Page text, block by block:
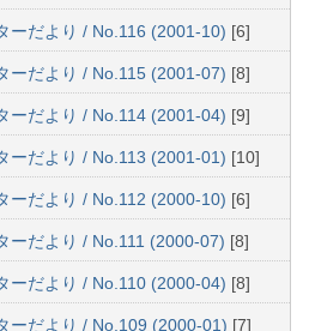
ーだより / No.116 (2001-10) [6]
ーだより / No.115 (2001-07) [8]
ーだより / No.114 (2001-04) [9]
ーだより / No.113 (2001-01) [10]
ーだより / No.112 (2000-10) [6]
ーだより / No.111 (2000-07) [8]
ーだより / No.110 (2000-04) [8]
ーだより / No.109 (2000-01) [7]